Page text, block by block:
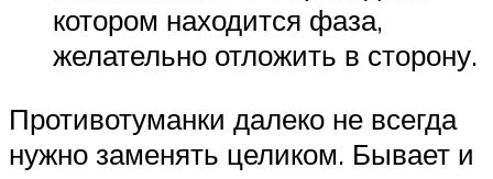
котором находится фаза,
желательно отложить в сторону.
Противотуманки далеко не всегда
нужно заменять целиком. Бывает и